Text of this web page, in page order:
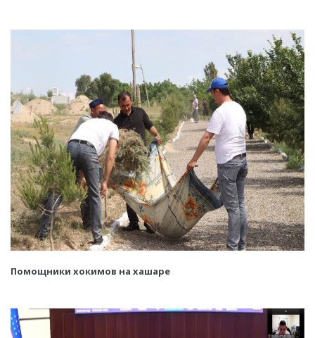
Помощники хокимов на хашаре